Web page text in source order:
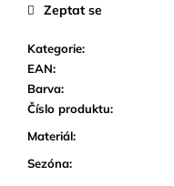
Kategorie:
EAN:
Barva:
Číslo produktu:
Materiál:
Sezóna:
Zeptat se
e
m
e